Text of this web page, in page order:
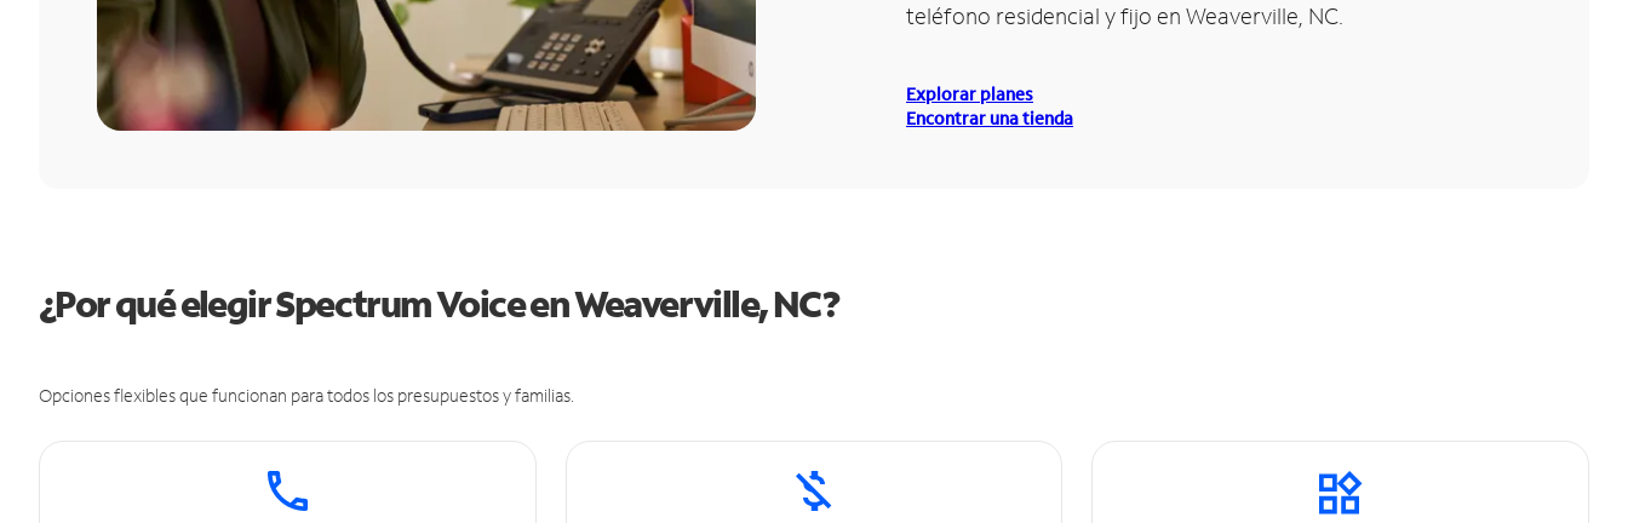
teléfono residencial y fijo en Weaverville, NC.
Explorar planes
Encontrar una tienda
¿Por qué elegir Spectrum Voice en Weaverville, NC?
Opciones flexibles que funcionan para todos los presupuestos y familias.